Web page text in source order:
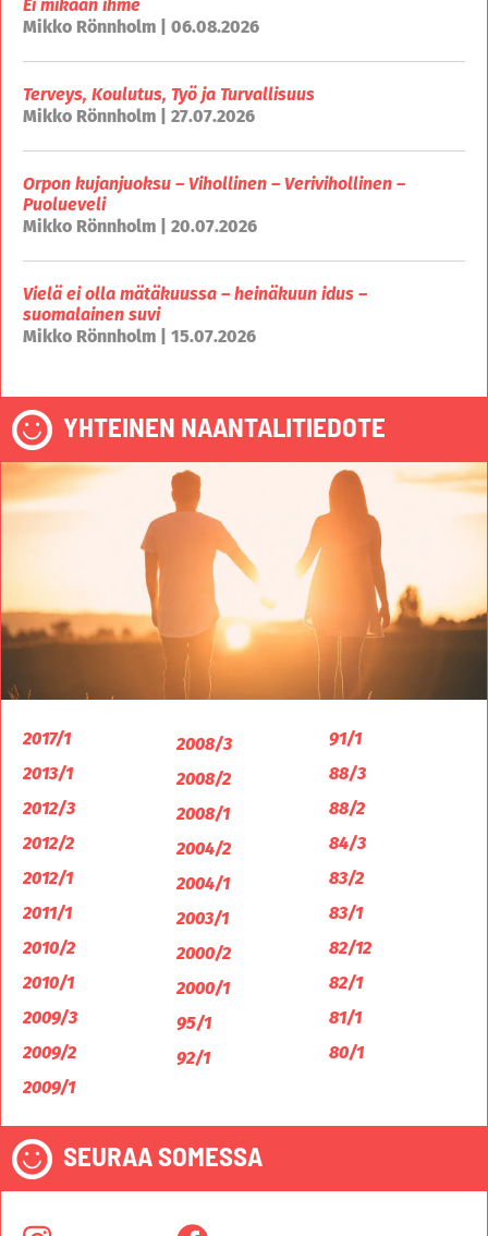
Ei mikään ihme
Mikko Rönnholm | 06.08.2026
Terveys, Koulutus, Työ ja Turvallisuus
Mikko Rönnholm | 27.07.2026
Orpon kujanjuoksu – Vihollinen – Verivihollinen –
Puolueveli
Mikko Rönnholm | 20.07.2026
Vielä ei olla mätäkuussa – heinäkuun idus –
suomalainen suvi
Mikko Rönnholm | 15.07.2026
YHTEINEN NAANTALITIEDOTE
2017/1
2013/1
2012/3
2012/2
2012/1
2011/1
2010/2
2010/1
2009/3
2009/2
2009/1
2008/3
2008/2
2008/1
2004/2
2004/1
2003/1
2000/2
2000/1
95/1
92/1
91/1
88/3
88/2
84/3
83/2
83/1
82/12
82/1
81/1
80/1
SEURAA SOMESSA